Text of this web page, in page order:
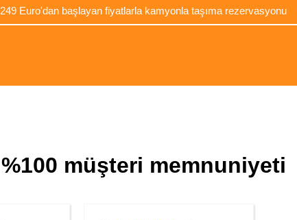
249 Euro'dan başlayan fiyatlarla kamyonla taşıma rezervasyonu
%100 müşteri memnuniyeti